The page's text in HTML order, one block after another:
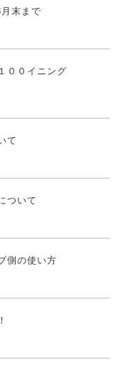
末まで
００イニング
て
ついて
側の使い方